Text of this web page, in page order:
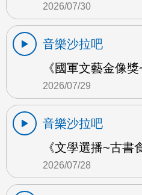
2026/07/30
音樂沙拉吧
《國軍文藝金像
2026/07/29
音樂沙拉吧
《文學選播~古書
2026/07/28